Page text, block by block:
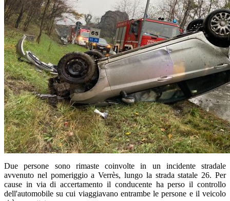
Due persone sono rimaste coinvolte in un incidente stradale
avvenuto nel pomeriggio a Verrès, lungo la strada statale 26. Per
cause in via di accertamento il conducente ha perso il controllo
dell'automobile su cui viaggiavano entrambe le persone e il veicolo